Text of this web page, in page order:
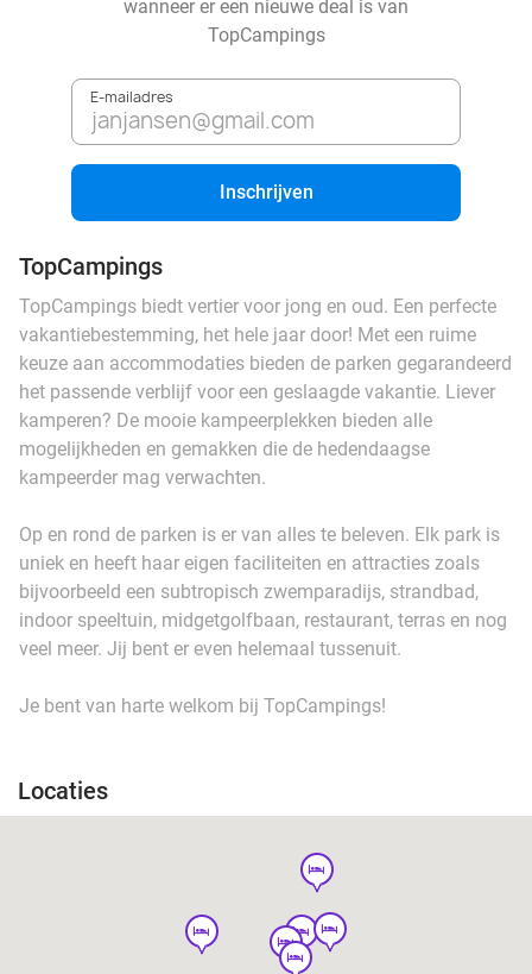
wanneer er een nieuwe deal is van
TopCampings
E-mailadres
Inschrijven
TopCampings
TopCampings biedt vertier voor jong en oud. Een perfecte
vakantiebestemming, het hele jaar door! Met een ruime
keuze aan accommodaties bieden de parken gegarandeerd
het passende verblijf voor een geslaagde vakantie. Liever
kamperen? De mooie kampeerplekken bieden alle
mogelijkheden en gemakken die de hedendaagse
kampeerder mag verwachten.
Op en rond de parken is er van alles te beleven. Elk park is
uniek en heeft haar eigen faciliteiten en attracties zoals
bijvoorbeeld een subtropisch zwemparadijs, strandbad,
indoor speeltuin, midgetgolfbaan, restaurant, terras en nog
veel meer. Jij bent er even helemaal tussenuit.
Je bent van harte welkom bij TopCampings!
Locaties
hotel
hotel
hotel
hotel
hotel
hotel